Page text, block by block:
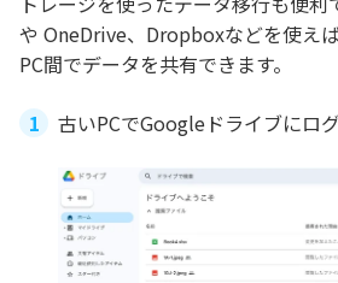
や OneDrive、Dropboxなどを使え
PC間でデータを共有できます。
古いPCでGoogleドライブにログ